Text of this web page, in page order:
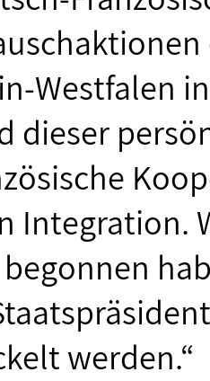
Westfalen
dieser
Integration.
werden.“